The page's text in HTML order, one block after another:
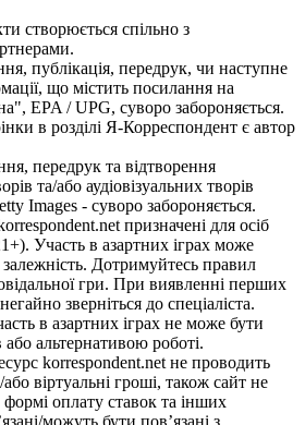
створюється спільно з
публікація, передрук, чи наступне
що містить посилання на
EPA / UPG, суворо забороняється.
в розділі Я-Корреспондент є автор
передрук та відтворення
та/або аудіовізуальних творів
Images - суворо забороняється.
призначені для осіб
Участь в азартних іграх може
Дотримуйтесь правил
гри. При виявленні перших
зверніться до спеціаліста.
в азартних іграх не може бути
альтернативою роботі.
korrespondent.net не проводить
або віртуальні гроші, також сайт не
оплату ставок та інших
можуть бути пов’язані з